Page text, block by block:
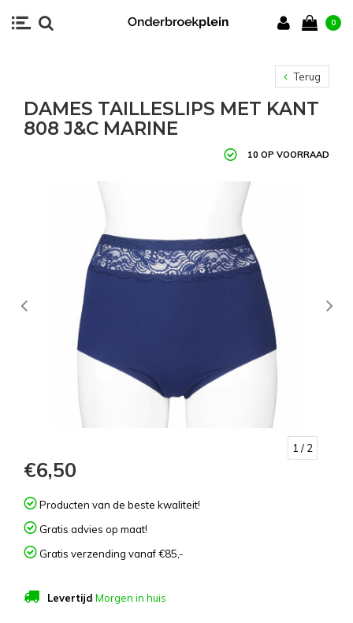
0
Terug
DAMES TAILLESLIPS MET KANT
808 J&C MARINE
10 OP VOORRAAD
1 / 2
€6,50
Producten van de beste kwaliteit!
Gratis advies op maat!
Gratis verzending vanaf €85,-
Levertijd Morgen in huis